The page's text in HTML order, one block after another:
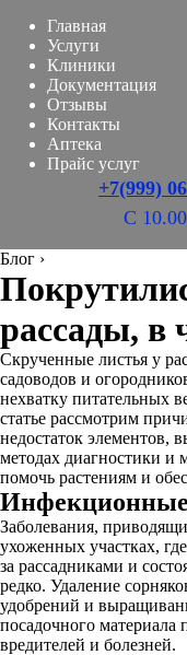
Главная
Услуги
Клиники
Документация
Отзывы
Контакты
Аптека
Прайс услуг
+7(999)
С
Блог ›
рассады, в
Скрученные листья у
садоводов и
нехватку питательных
статье рассмотрим
недостаток
методах диагностики и
помочь растениям и
Инфекционные
Заболевания,
ухоженных участках,
за рассадниками и
редко. Удаление
удобрений и
посадочного материала
вредителей и болезней.